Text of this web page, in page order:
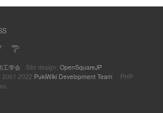
工学会Site design: OpenSquareJP
2001-2022 PukiWiki Development Team PHP